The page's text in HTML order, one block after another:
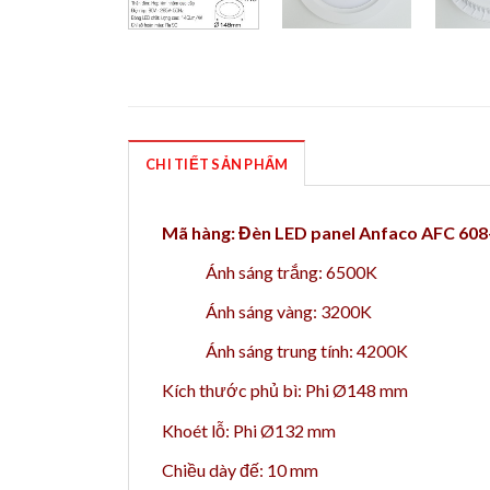
CHI TIẾT SẢN PHẨM
Mã hàng: Đèn LED panel Anfaco AFC
Ánh sáng trắng: 6500K
Ánh sáng vàng: 3200K
Ánh sáng trung tính: 4200K
Kích thước phủ bì: Phi Ø148 mm
Khoét lỗ: Phi Ø132 mm
Chiều dày đế: 10 mm